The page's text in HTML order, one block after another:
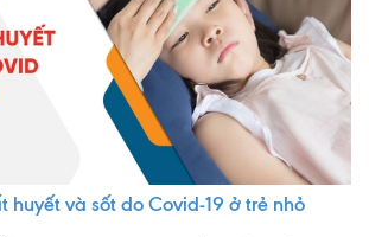
Cơ sở vật chất
Hợp tác quốc tế
Quy trình khám bệnh tại Dr. Binh
Quy trình khám BHYT
huyết và sốt do Covid-19 ở trẻ nhỏ